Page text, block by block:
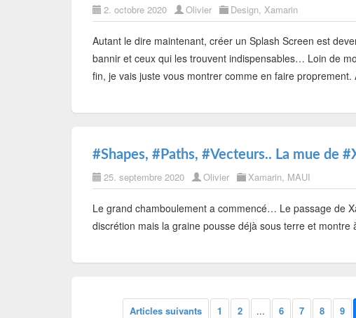
2. octobre 2020 Olivier Design, Xamarin
Autant le dire maintenant, créer un Splash Screen est
bannir et ceux qui les trouvent indispensables… Loin de
fin, je vais juste vous montrer comme en faire
#Shapes, #Paths, #Vecteurs.. La mue de
25. septembre 2020 Olivier Xamarin, MAUI
Le grand chamboulement a commencé… Le passage de
discrétion mais la graine pousse déjà sous terre et
Articles suivants 1 2 ... 6 7 8 9